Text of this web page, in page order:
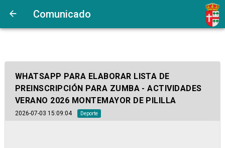
Comunicado
WHATSAPP PARA ELABORAR LISTA DE
PREINSCRIPCIÓN PARA ZUMBA - ACTIVIDADES
VERANO 2026 MONTEMAYOR DE PILILLA
2026-07-03 15:09:04 Deporte